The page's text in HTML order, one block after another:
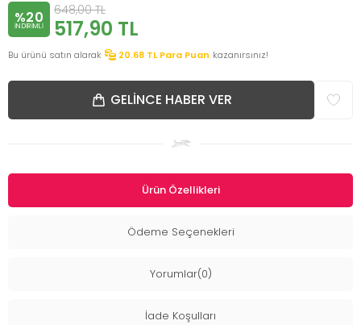
%20
INDIRIMLI
648,00TL
517,90 TL
Bu ürünü satın alarak 20.68 TL Para Puan kazanırsınız!
GELINCE HABER VER
Ürün Özellikleri
Ödeme Seçenekleri
Yorumlar(0)
İade Koşulları